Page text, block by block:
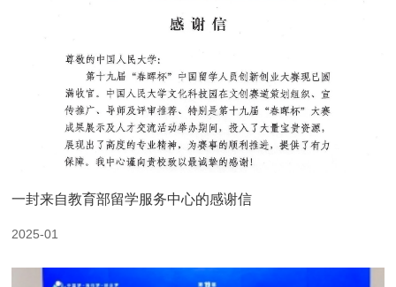
一封来自教育部留学服务中心的感谢信
2025-01